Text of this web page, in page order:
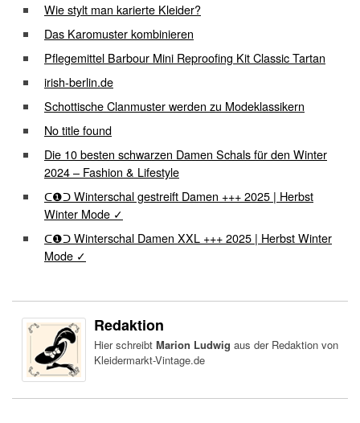
Wie stylt man karierte Kleider?
Das Karomuster kombinieren
Pflegemittel Barbour Mini Reproofing Kit Classic Tartan
irish-berlin.de
Schottische Clanmuster werden zu Modeklassikern
No title found
Die 10 besten schwarzen Damen Schals für den Winter
2024 – Fashion & Lifestyle
ᑕ❶ᑐ Winterschal gestreift Damen +++ 2025 | Herbst
Winter Mode ✓
ᑕ❶ᑐ Winterschal Damen XXL +++ 2025 | Herbst Winter
Mode ✓
Redaktion
Hier schreibt Marion Ludwig aus der Redaktion von
Kleidermarkt-Vintage.de